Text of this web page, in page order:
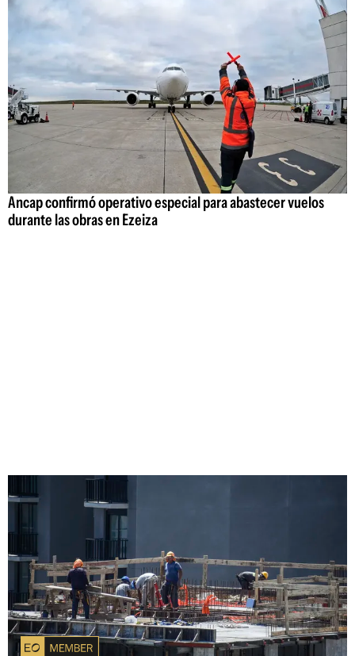
Ancap confirmó operativo especial para abastecer vuelos
durante las obras en Ezeiza